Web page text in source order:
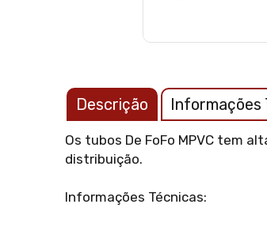
Descrição Informações
Os tubos De FoFo MPVC tem
distribuição.
Informações Técnicas: